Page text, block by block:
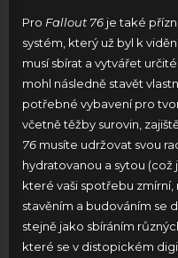
Pro Fallout 76 je také
systém, který už byl k
musí sbírat a vytvářet
mohl následně stavět
potřebné vybavení pro
včetně těžby surovin,
76 musíte udržovat svou
hydratovanou a sytou
které vaši spotřebu
stavěním a budováním se
stejně jako sbíráním
které se v distopickém